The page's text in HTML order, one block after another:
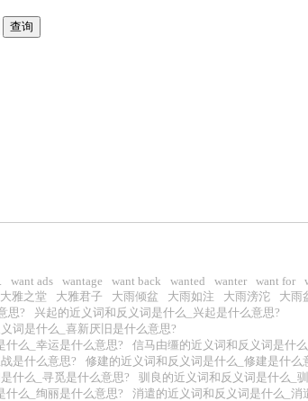
want ads wantage want back wanted wanter want for
大雅之堂 大雅君子 大雨倾盆 大雨如注 大雨滂沱 大雨
思?
兴起的近义词和反义词是什么_兴起是什么意思?
词是什么_喜新厌旧是什么意思?
什么_幸运是什么意思?
信马由缰的近义词和反义词是什
是什么意思?
修建的近义词和反义词是什么_修建是什么
什么_寻觅是什么意思?
驯良的近义词和反义词是什么_
什么_绚丽是什么意思?
消遣的近义词和反义词是什么_消